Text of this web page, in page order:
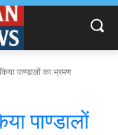
पाण्डालों का भ्रमण
पाण्डालों